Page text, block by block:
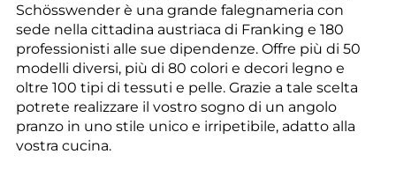
Schösswender è una grande falegnameria con
sede nella cittadina austriaca di Franking e 180
professionisti alle sue dipendenze. Offre più di 50
modelli diversi, più di 80 colori e decori legno e
oltre 100 tipi di tessuti e pelle. Grazie a tale scelta
potrete realizzare il vostro sogno di un angolo
pranzo in uno stile unico e irripetibile, adatto alla
vostra cucina.